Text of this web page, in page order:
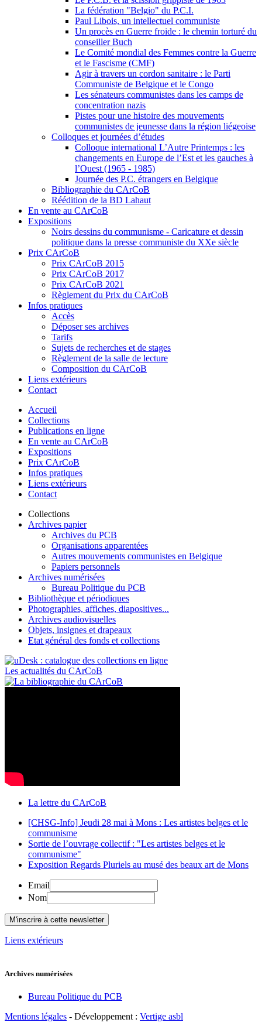
La fédération "Belgio" du P.C.I.
Paul Libois, un intellectuel communiste
Un procès en Guerre froide : le chemin torturé du
conseiller Buch
Le Comité mondial des Femmes contre la Guerre
et le Fascisme (CMF)
Agir à travers un cordon sanitaire : le Parti
Communiste de Belgique et le Congo
Les sénateurs communistes dans les camps de
concentration nazis
Pistes pour une histoire des mouvements
communistes de jeunesse dans la région liégeoise
Colloques et journées d’études
Colloque international L’Autre Printemps : les
changements en Europe de l’Est et les gauches à
l’Ouest (1965 - 1985)
Journée des P.C. étrangers en Belgique
Bibliographie du CArCoB
Réédition de la BD Lahaut
En vente au CArCoB
Expositions
Noirs dessins du communisme - Caricature et dessin
politique dans la presse communiste du XXe siècle
Prix CArCoB
Prix CArCoB 2015
Prix CArCoB 2017
Prix CArCoB 2021
Règlement du Prix du CArCoB
Infos pratiques
Accès
Déposer ses archives
Tarifs
Sujets de recherches et de stages
Règlement de la salle de lecture
Composition du CArCoB
Liens extérieurs
Contact
Accueil
Collections
Publications en ligne
En vente au CArCoB
Expositions
Prix CArCoB
Infos pratiques
Liens extérieurs
Contact
Collections
Archives papier
Archives du PCB
Organisations apparentées
Autres mouvements communistes en Belgique
Papiers personnels
Archives numérisées
Bureau Politique du PCB
Bibliothèque et périodiques
Photographies, affiches, diapositives...
Archives audiovisuelles
Objets, insignes et drapeaux
Etat général des fonds et collections
Les actualités du CArCoB
La lettre du CArCoB
[CHSG-Info] Jeudi 28 mai à Mons : Les artistes belges et le
communisme
Sortie de l’ouvrage collectif : "Les artistes belges et le
communisme"
Exposition Regards Pluriels au musé des beaux art de Mons
Email
Nom
Liens extérieurs
Archives numérisées
Bureau Politique du PCB
Mentions légales - Développement : Vertige asbl